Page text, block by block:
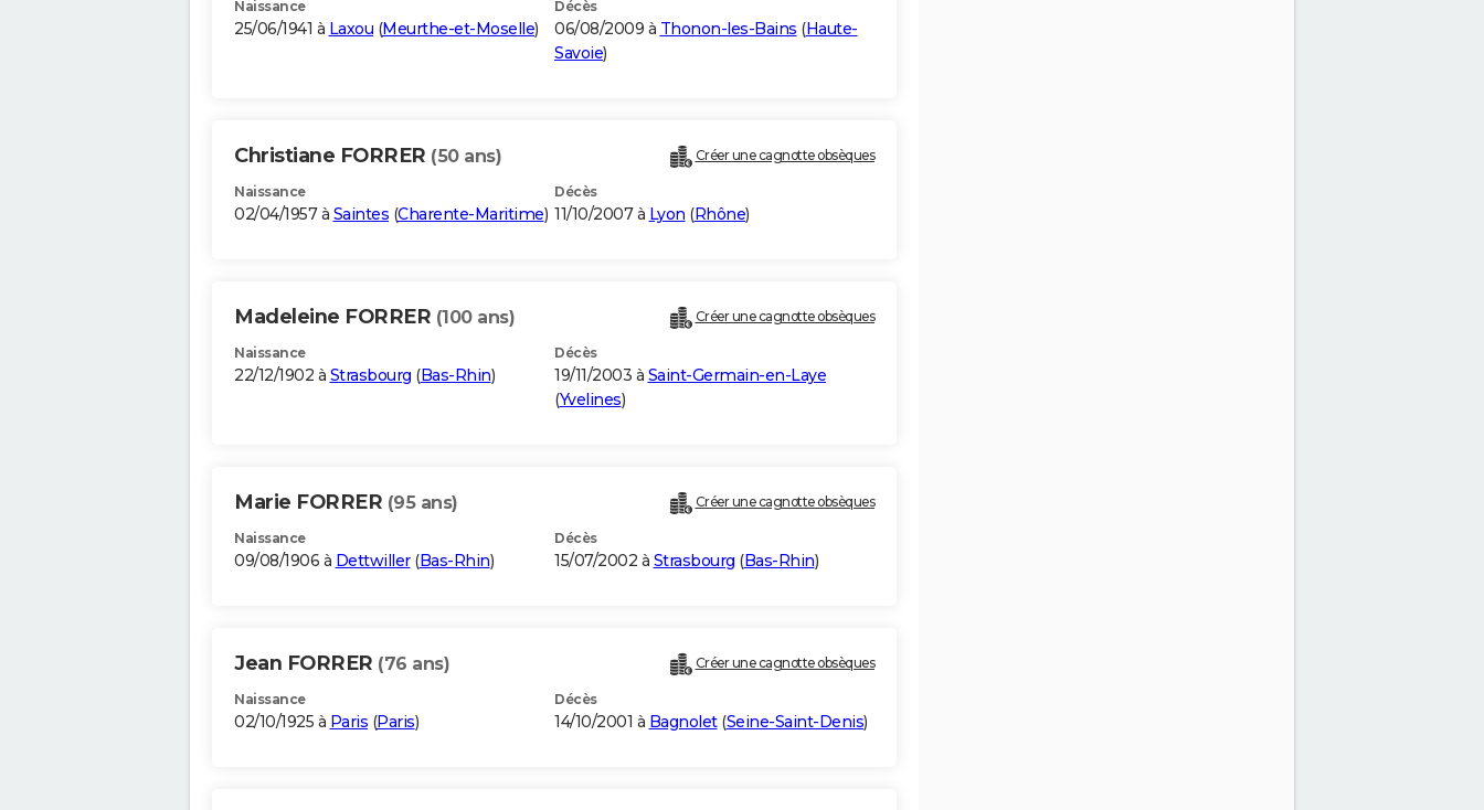
Naissance
25/06/1941 à Laxou (Meurthe-et-Moselle)
Décès
06/08/2009 à Thonon-les-Bains (Haute-
Savoie)
Christiane FORRER (50 ans) Créer une cagnotte obsèques
Naissance
02/04/1957 à Saintes (Charente-Maritime)
Décès
11/10/2007 à Lyon (Rhône)
Madeleine FORRER (100 ans) Créer une cagnotte obsèques
Naissance
22/12/1902 à Strasbourg (Bas-Rhin)
Décès
19/11/2003 à Saint-Germain-en-Laye
(Yvelines)
Marie FORRER (95 ans) Créer une cagnotte obsèques
Naissance
09/08/1906 à Dettwiller(Bas-Rhin)
Décès
15/07/2002 à Strasbourg (Bas-Rhin)
Jean FORRER (76 ans) Créer une cagnotte obsèques
Naissance
02/10/1925 à Paris (Paris)
Décès
14/10/2001 à Bagnolet(Seine-Saint-Denis)